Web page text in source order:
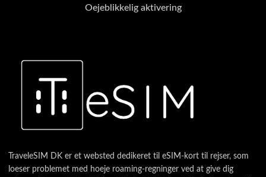
Oejeblikkelig aktivering
TraveleSIM DK er et websted dedikeret til eSIM-kort til rejser, som
loeser problemet med hoeje roaming-regninger ved at give dig